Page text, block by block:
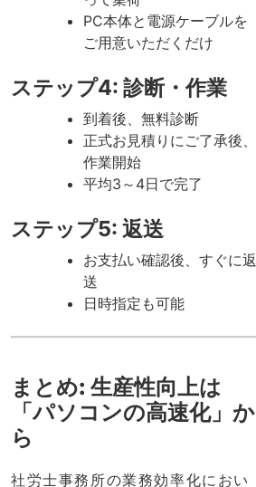
PC本体と電源ケーブルを
ご用意いただくだけ
ステップ4: 診断・作業
到着後、無料診断
正式お見積りにご了承後、
作業開始
平均3～4日で完了
ステップ5: 返送
お支払い確認後、すぐに返
送
日時指定も可能
まとめ: 生産性向上は
「パソコンの高速化」か
ら
社労士事務所の業務効率化におい